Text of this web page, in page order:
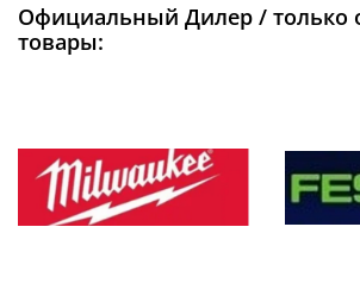
Официальный Дилер / только
товары: